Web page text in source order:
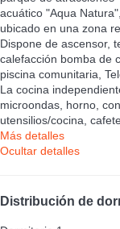
acuático "Aqua
ubicado en una zona
Dispone de ascensor,
calefacción bomba de
piscina comunitaria,
La cocina
microondas, horno,
utensilios/cocina,
Más detalles
Ocultar detalles
Distribución de